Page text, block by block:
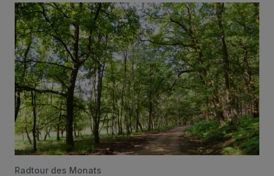
Sommertour durch Naturpark
Radtour des Monats